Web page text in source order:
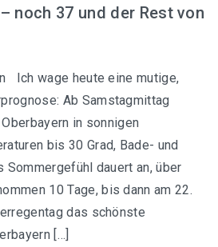
noch 37 und der Rest von
Ich wage heute eine mutige,
Ab Samstagmittag
in sonnigen
bis 30 Grad, Bade- und
Sommergefühl dauert an, über
10 Tage, bis dann am 22.
das schönste
[…]